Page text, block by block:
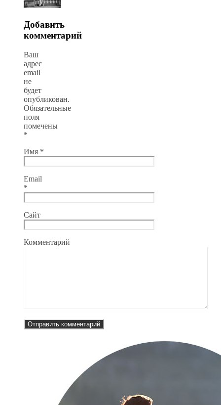
Добавить
комментарий
Ваш
адрес
email
не
будет
опубликован.
Обязательные
поля
помечены
*
Имя *
Email
*
Сайт
Комментарий